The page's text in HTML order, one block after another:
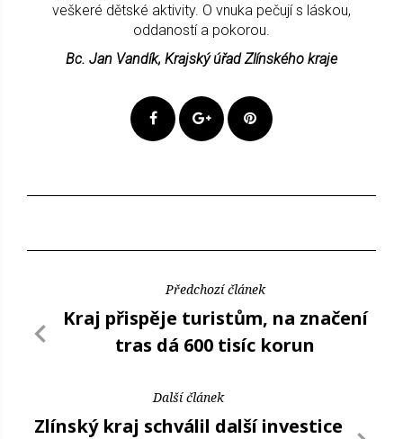
veškeré dětské aktivity. O vnuka pečují s láskou,
oddaností a pokorou.
Bc. Jan Vandík, Krajský úřad Zlínského kraje
Předchozí článek
Kraj přispěje turistům, na značení
tras dá 600 tisíc korun
Další článek
Zlínský kraj schválil další investice